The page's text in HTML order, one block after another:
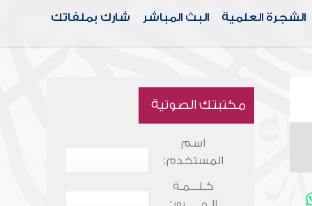
الشجرة العلمية البث المباشر شارك بملفاتك
مكتبتك الصوتية
اسم
المستخدم:
كـلـــمـة